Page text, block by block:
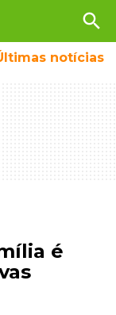
search
notícias
é